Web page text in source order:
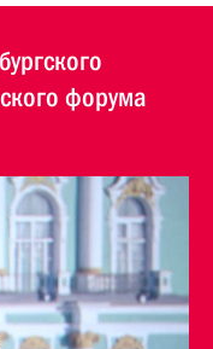
форума